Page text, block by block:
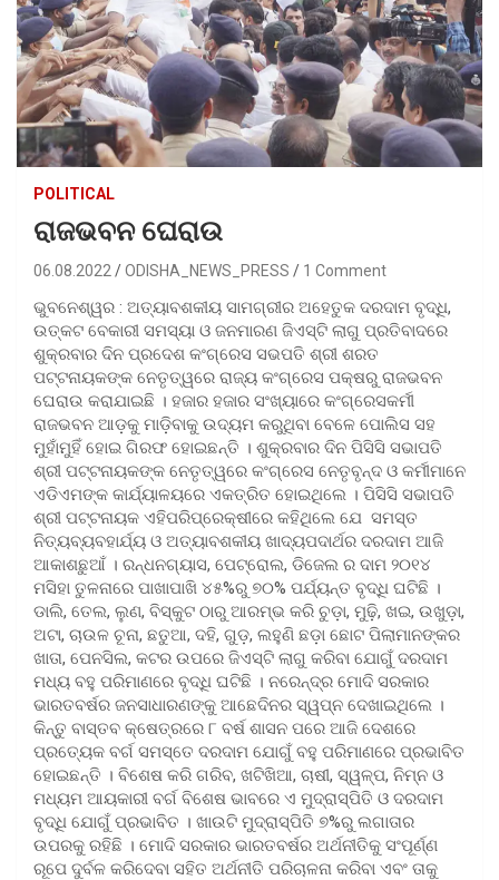
POLITICAL
ରାଜଭବନ ଘେରାଉ
06.08.2022 ODISHA_NEWS_PRESS 1 Comment
ଭୁବନେଶ୍ୱର : ଅତ୍ୟାବଶକୀୟ ସାମଗ୍ରୀର ଅହେତୁକ ଦରଦାମ ବୃଦ୍ଧି,
ଉତ୍କଟ ବେକାରୀ ସମସ୍ୟା ଓ ଜନମାରଣ ଜିଏସ୍‌ଟି ଲାଗୁ ପ୍ରତିବାଦରେ
ଶୁକ୍ରବାର ଦିନ ପ୍ରଦେଶ କଂଗ୍ରେସ ସଭପତି ଶ୍ରୀ ଶରତ
ପଟ୍ଟନାୟକଙ୍କ ନେତୃତ୍ୱରେ ରାଜ୍ୟ କଂଗ୍ରେସ ପକ୍ଷରୁ ରାଜଭବନ
ଘେରାଉ କରାଯାଇଛି । ହଜାର ହଜାର ସଂଖ୍ୟାରେ କଂଗ୍ରେସକର୍ମୀ
ରାଜଭବନ ଆଡ଼କୁ ମାଡ଼ିବାକୁ ଉଦ୍ୟମ କରୁଥିବା ବେଳେ ପୋଲିସ ସହ
ମୁହାଁମୁହିଁ ହୋଇ ଗିରଫ ହୋଇଛନ୍ତି । ଶୁକ୍ରବାର ଦିନ ପିସିସି ସଭାପତି
ଶ୍ରୀ ପଟ୍ଟନାୟକଙ୍କ ନେତୃତ୍ୱରେ କଂଗ୍ରେସ ନେତୃବୃନ୍ଦ ଓ କର୍ମୀମାନେ
ଏଡିଏମଙ୍କ କାର୍ଯ୍ୟାଳୟରେ ଏକତ୍ରିତ ହୋଇଥିଲେ । ପିସିସି ସଭାପତି
ଶ୍ରୀ ପଟ୍ଟନାୟକ ଏହିପରିପ୍ରେକ୍ଷୀରେ କହିଥିଲେ ଯେ ସମସ୍ତ
ନିତ୍ୟବ୍ୟବହାର୍ଯ୍ୟ ଓ ଅତ୍ୟାବଶକୀୟ ଖାଦ୍ୟପଦାର୍ଥର ଦରଦାମ ଆଜି
ଆକାଶଛୁଆଁ । ରନ୍ଧନଗ୍ୟାସ, ପେଟ୍ରୋଲ, ଡିଜେଲ ର ଦାମ ୨୦୧୪
ମସିହା ତୁଳନାରେ ପାଖାପାଖି ୪୫%ରୁ ୭୦% ପର୍ଯ୍ୟନ୍ତ ବୃଦ୍ଧି ଘଟିଛି ।
ଡାଲି, ତେଲ, ଲୁଣ, ବିସ୍କୁଟ ଠାରୁ ଆରମ୍ଭ କରି ଚୁଡ଼ା, ମୁଢ଼ି, ଖଇ, ଉଖୁଡ଼ା,
ଅଟା, ଚାଉଳ ଚୂନା, ଛତୁଆ, ଦହି, ଗୁଡ଼, ଲହୁଣି ଛଡ଼ା ଛୋଟ ପିଲାମାନଙ୍କର
ଖାତା, ପେନସିଲ, କଟର ଉପରେ ଜିଏସ୍‌ଟି ଲାଗୁ କରିବା ଯୋଗୁଁ ଦରଦାମ
ମଧ୍ୟ ବହୁ ପରିମାଣରେ ବୃଦ୍ଧି ଘଟିଛି । ନରେନ୍ଦ୍ର ମୋଦି ସରକାର
ଭାରତବର୍ଷର ଜନସାଧାରଣଙ୍କୁ ଆଛେଦିନର ସ୍ୱପ୍ନ ଦେଖାଇଥିଲେ ।
କିନ୍ତୁ ବାସ୍ତବ କ୍ଷେତ୍ରରେ ୮ ବର୍ଷ ଶାସନ ପରେ ଆଜି ଦେଶରେ
ପ୍ରତ୍ୟେକ ବର୍ଗ ସମସ୍ତେ ଦରଦାମ ଯୋଗୁଁ ବହୁ ପରିମାଣରେ ପ୍ରଭାବିତ
ହୋଇଛନ୍ତି । ବିଶେଷ କରି ଗରିବ, ଖଟିଖିଆ, ଚାଷୀ, ସ୍ୱଳ୍ପ, ନିମ୍ନ ଓ
ମଧ୍ୟମ ଆୟକାରୀ ବର୍ଗ ବିଶେଷ ଭାବରେ ଏ ମୁଦ୍ରାସ୍ପିତି ଓ ଦରଦାମ
ବୃଦ୍ଧି ଯୋଗୁଁ ପ୍ରଭାବିତ । ଖାଉଟି ମୁଦ୍ରାସ୍ପିତି ୭%ରୁ ଲଗାତାର
ଉପରକୁ ରହିଛି । ମୋଦି ସରକାର ଭାରତବର୍ଷର ଅର୍ଥନୀତିକୁ ସଂପୂର୍ଣ୍ଣ
ରୂପେ ଦୁର୍ବଳ କରିଦେବା ସହିତ ଅର୍ଥନୀତି ପରିଚାଳନା କରିବା ଏବଂ ତାକୁ